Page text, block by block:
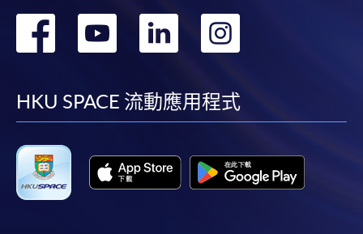
在網上報名過程中，付款成功後，網頁將顯示付款
確認。另外，確認電子郵件亦會發送到 閣下的電
除特殊情況(例如課程因報名人數不足而被取消)及
法例規定外，一切已繳費用，概不退還。
如須甄選入學，則正式收據並不可作為 閣下已獲
取錄的證明。學院將在截止報名日期後儘快通知申
請者是否獲取錄。落選的申請人將獲退還已繳交的
學費。
轉
facebook
轉
youtube
轉
linkedin
轉
HKU SPACE 流動應用程式